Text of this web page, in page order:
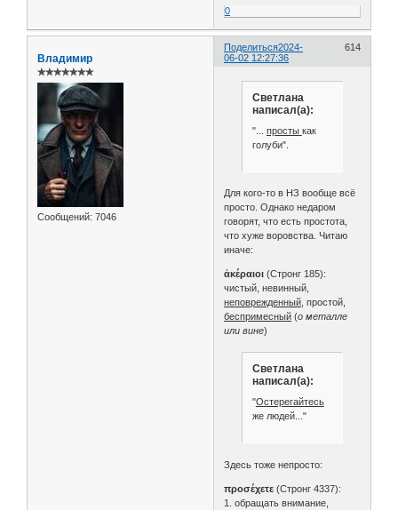
0
Поделиться 614
2024-
06-02 12:27:36
Владимир
✯✯✯✯✯✯✯
Сообщений: 7046
Светлана
написал(а):
"... просты как
голуби".
Для кого-то в НЗ вообще всё
просто. Однако недаром
говорят, что есть простота,
что хуже воровства. Читаю
иначе:
ἀκέραιοι(Стронг 185):
чистый, невинный,
неповрежденный, простой,
беспримесный (о металле
или вине)
Светлана
написал(а):
"Остерегайтесь
же людей..."
Здесь тоже непросто:
προ­σέχετε(Стронг 4337):
1. обращать внимание,